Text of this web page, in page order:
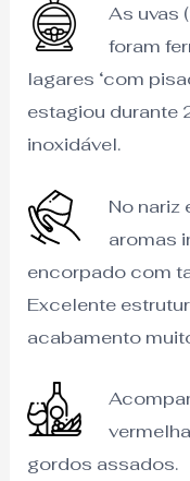
As uvas
foram
lagares ‘com
estagiou durante
inoxidável.
No nariz
aromas
encorpado com
Excelente
acabamento
gordos assados.